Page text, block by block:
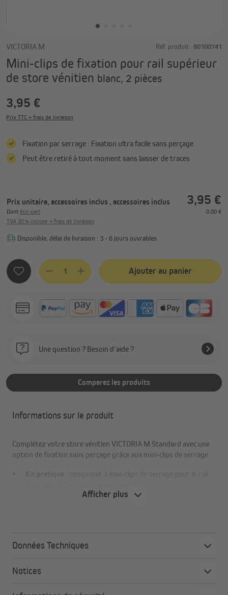
VICTORIA M Réf. produit : 80100741
Mini-clips de fixation pour rail supérieur
de store vénitien blanc, 2 pièces
3,95 €
Prix TTC + frais de livraison
Fixation par serrage : Fixation ultra facile sans perçage
Peut être retiré à tout moment sans laisser de traces
Prix unitaire, accessoires inclus , accessoires inclus 3,95 €
Dont éco-part
0,00 €
TVA 20 % incluse + frais de livraison
Disponible, délai de livraison : 3 - 6 jours ouvrables
Quantité de produit : Entrez la quantité souhaitée ou
Ajouter au panier
Une question ? Besoin d’aide ?
Comparez les produits
Informations sur le produit
Complétez votre store vénitien VICTORIA M Standard avec une
option de fixation sans perçage grâce aux mini‑clips de serrage.
: plus besoin de visser le store au mur,
Tous les avantages en un coup d'œil
Afficher plus
Données Techniques
Notices